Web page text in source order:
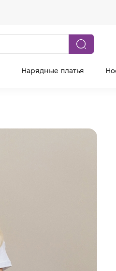
Нарядные платья